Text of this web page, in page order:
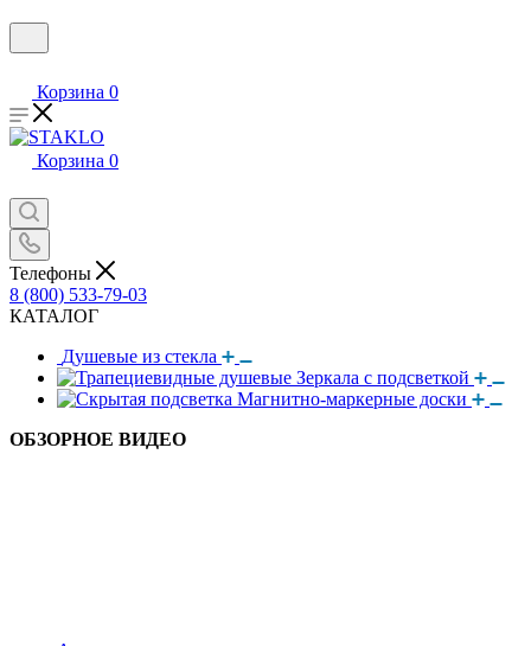
Корзина 0
Корзина 0
Телефоны
8 (800) 533-79-03
КАТАЛОГ
Душевые из стекла
Зеркала с подсветкой
Магнитно-маркерные доски
ОБЗОРНОЕ ВИДЕО